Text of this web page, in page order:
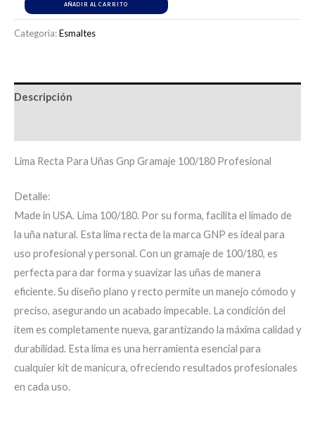
AÑADIR AL CARRITO
Categoría:Esmaltes
Descripción
Lima Recta Para Uñas Gnp Gramaje 100/180 Profesional
Detalle:
Made in USA. Lima 100/180. Por su forma, facilita el limado de
la uña natural. Esta lima recta de la marca GNP es ideal para
uso profesional y personal. Con un gramaje de 100/180, es
perfecta para dar forma y suavizar las uñas de manera
eficiente. Su diseño plano y recto permite un manejo cómodo y
preciso, asegurando un acabado impecable. La condición del
ítem es completamente nueva, garantizando la máxima calidad y
durabilidad. Esta lima es una herramienta esencial para
cualquier kit de manicura, ofreciendo resultados profesionales
en cada uso.